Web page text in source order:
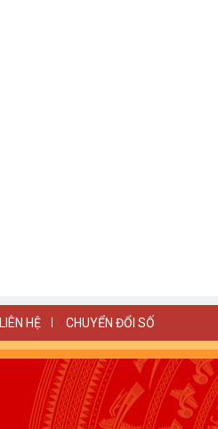
LIÊN HỆ CHUYỂN ĐỔI SỐ